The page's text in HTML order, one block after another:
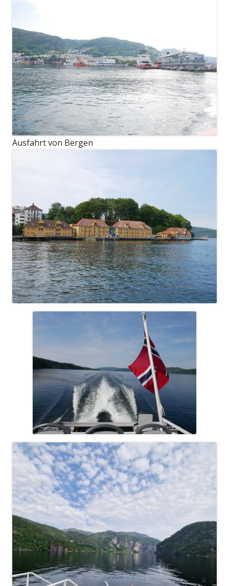
Ausfahrt von Bergen